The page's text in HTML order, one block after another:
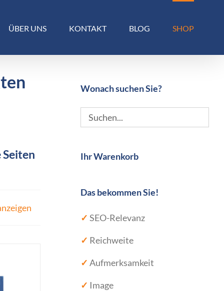
ÜBER UNS KONTAKT BLOG SHOP
Wonach suchen Sie?
Ihr Warenkorb
Das bekommen Sie!
✓ SEO-Relevanz
✓ Reichweite
✓ Aufmerksamkeit
✓ Image